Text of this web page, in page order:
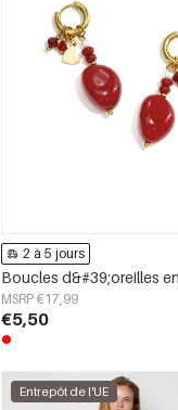
2 à 5 jours
MSRP €17,99
€5,50
Entrepôt de l'UE